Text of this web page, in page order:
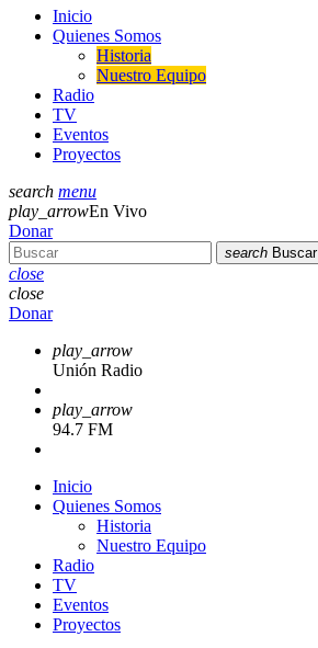
Inicio
Quienes Somos
Historia
Nuestro Equipo
Radio
TV
Eventos
Proyectos
search menu
play_arrowEn Vivo
Donar
search Buscar
close
close
Donar
play_arrow
Unión Radio
play_arrow
94.7 FM
Inicio
Quienes Somos
Historia
Nuestro Equipo
Radio
TV
Eventos
Proyectos